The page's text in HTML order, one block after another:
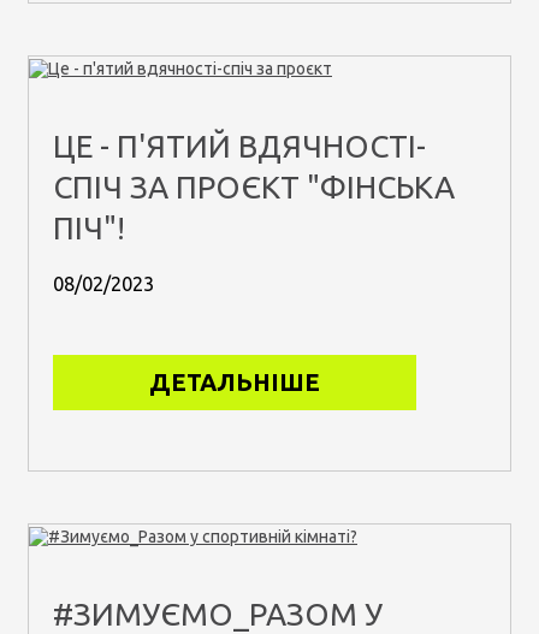
ЦЕ - П'ЯТИЙ ВДЯЧНОСТІ-
СПІЧ ЗА ПРОЄКТ "ФІНСЬКА
ПІЧ"!
08/02/2023
ДЕТАЛЬНІШЕ
#ЗИМУЄМО_РАЗОМ У